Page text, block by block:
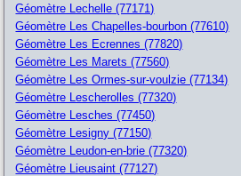
Géomètre Lechelle (77171)
Géomètre Les Chapelles-bourbon (77610)
Géomètre Les Ecrennes (77820)
Géomètre Les Marets (77560)
Géomètre Les Ormes-sur-voulzie (77134)
Géomètre Lescherolles (77320)
Géomètre Lesches (77450)
Géomètre Lesigny (77150)
Géomètre Leudon-en-brie (77320)
Géomètre Lieusaint (77127)